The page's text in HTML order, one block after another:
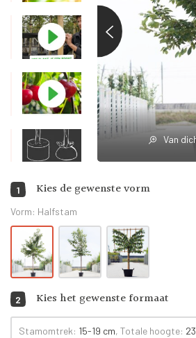
Van
1 Kies de gewenste vorm
Vorm: Halfstam
2 Kies het gewenste formaat
Stamomtrek: 15-19 cm, Totale hoogte: